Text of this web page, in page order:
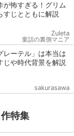
が怖すぎる！グリム
すじとともに解説
Zuleta
童話の裏側マニア
レーテル」は本当は
じや時代背景を解説
sakurasawa
特集